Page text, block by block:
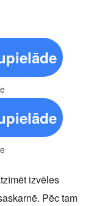
izvēles
Pēc tam